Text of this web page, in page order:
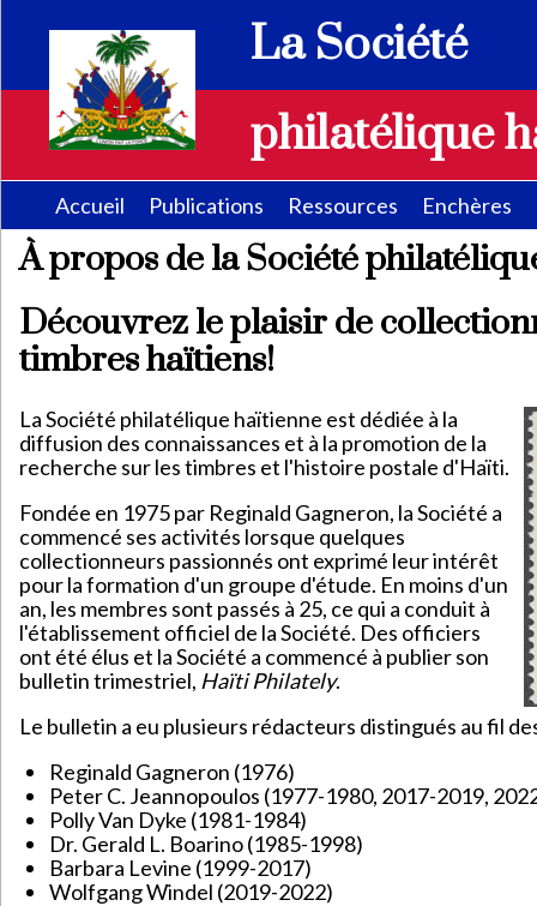
La Société
philatélique
Accueil Publications Ressources Enchères
À propos de la Société
Découvrez le plaisir de
timbres haïtiens!
La Société philatélique haïtienne est dédiée à la
diffusion des connaissances et à la promotion de la
recherche sur les timbres et l'histoire postale d'Haïti.
Fondée en 1975 par Reginald Gagneron, la Société a
commencé ses activités lorsque quelques
collectionneurs passionnés ont exprimé leur intérêt
pour la formation d'un groupe d'étude. En moins d'un
an, les membres sont passés à 25, ce qui a conduit à
l'établissement officiel de la Société. Des officiers
ont été élus et la Société a commencé à publier son
bulletin trimestriel, Haïti Philately.
Le bulletin a eu plusieurs rédacteurs distingués au fil
Reginald Gagneron (1976)
Peter C. Jeannopoulos (1977-1980, 2017-2019,
Polly Van Dyke (1981-1984)
Dr. Gerald L. Boarino (1985-1998)
Barbara Levine (1999-2017)
Wolfgang Windel (2019-2022)